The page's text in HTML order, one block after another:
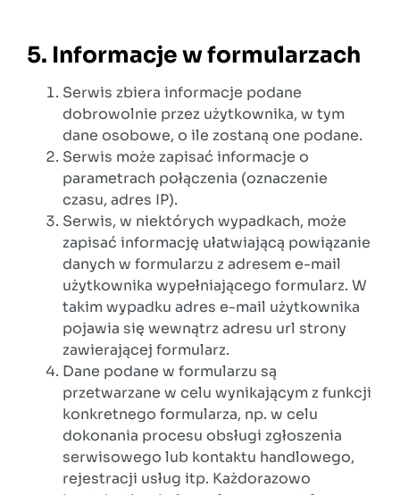
5. Informacje w formularzach
Serwis zbiera informacje podane
dobrowolnie przez użytkownika, w tym
dane osobowe, o ile zostaną one podane.
Serwis może zapisać informacje o
parametrach połączenia (oznaczenie
czasu, adres IP).
Serwis, w niektórych wypadkach, może
zapisać informację ułatwiającą powiązanie
danych w formularzu z adresem e-mail
użytkownika wypełniającego formularz. W
takim wypadku adres e-mail użytkownika
pojawia się wewnątrz adresu url strony
zawierającej formularz.
Dane podane w formularzu są
przetwarzane w celu wynikającym z funkcji
konkretnego formularza, np. w celu
dokonania procesu obsługi zgłoszenia
serwisowego lub kontaktu handlowego,
rejestracji usług itp. Każdorazowo